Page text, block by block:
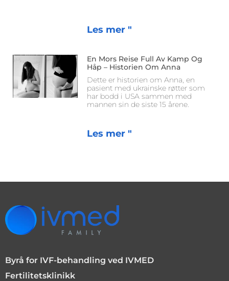
Les mer "
En Mors Reise Full Av Kamp Og
Håp – Historien Om Anna
Dette er historien om Anna, en
pasient med ukrainske røtter som
har bodd i USA sammen med
mannen sin de siste 15 årene.
Les mer "
Byrå for IVF-behandling ved IVMED
Fertilitetsklinikk